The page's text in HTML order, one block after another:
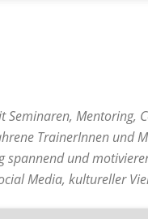
in
motion
Seminaren,
TrainerInnen und
spannend und
Media, kultureller